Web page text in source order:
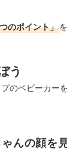
のポイント」
う
のベビーカー
んの顔を